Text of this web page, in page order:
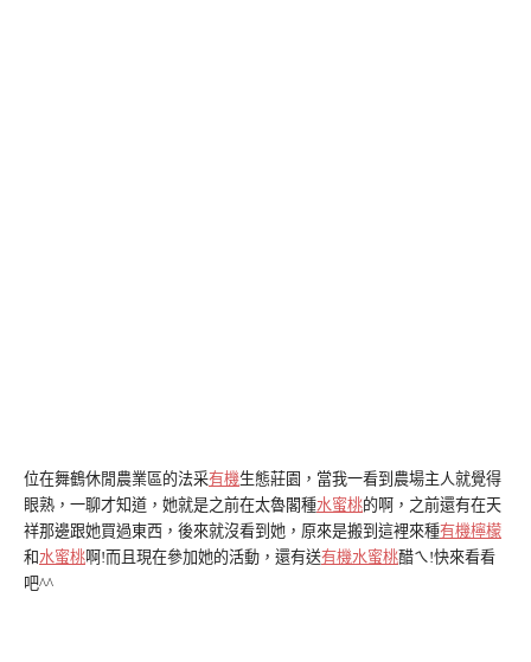
位在舞鶴休閒農業區的法采有機生態莊園，當我一看到農場主人就覺得
眼熟，一聊才知道，她就是之前在太魯閣種水蜜桃的啊，之前還有在天
祥那邊跟她買過東西，後來就沒看到她，原來是搬到這裡來種有機檸檬
和水蜜桃啊!而且現在參加她的活動，還有送有機水蜜桃醋ㄟ!快來看看
吧^^